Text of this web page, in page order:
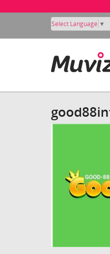
Select Language ▼